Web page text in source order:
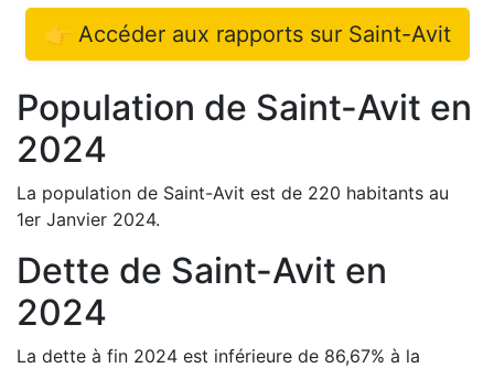
👉 Accéder aux rapports sur Saint-Avit
Population de Saint-Avit en
2024
La population de Saint-Avit est de 220 habitants au
1er Janvier 2024.
Dette de Saint-Avit en
2024
La dette à fin 2024 est inférieure de 86,67% à la